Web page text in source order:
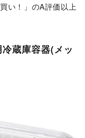
い！」のA評価以上
蔵庫容器(メッ